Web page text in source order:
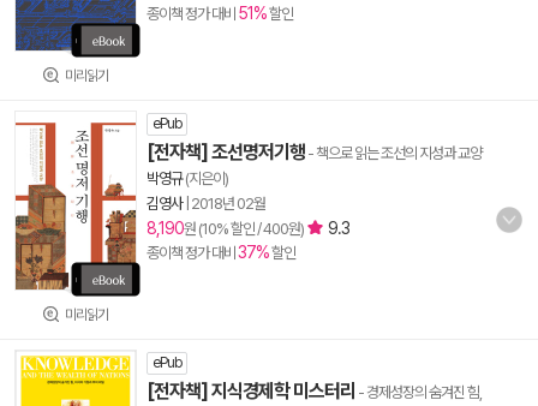
미리읽기
종이책 정가 대비 51%할인
미리읽기
ePub
[전자책] 조선명저기행 - 책으로 읽는 조선의 지성과 교양
박영규(지은이)
김영사| 2018년 02월
8,190원 (10% 할인 / 400원) 9.3
종이책 정가 대비 37%할인
ePub
[전자책] 지식경제학 미스터리 - 경제성장의 숨겨진 힘,